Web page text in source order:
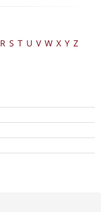
R S T U V W X Y Z